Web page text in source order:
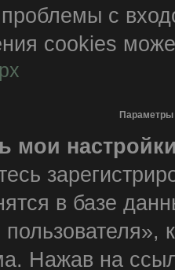
с
cookies
Параметры
мои
в базе
Нажав на